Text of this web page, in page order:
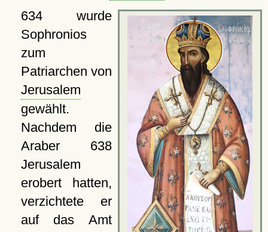
634 wurde
Sophronios
zum
Patriarchen von
Jerusalem
gewählt.
Nachdem die
Araber 638
Jerusalem
erobert hatten,
verzichtete er
auf das Amt